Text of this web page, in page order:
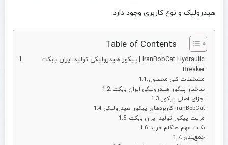
هیدرولیک و نوع کاربری وجود دارد.
Table of Contents
پیکور هیدرولیکی تولید ایران بابکت | IranBobCat Hydraulic
Breaker
مشخصات کلی محصول
ساختار پیکور هیدرولیکی ایران بابکت
اجزای اصلی پیکور
کاربردهای پیکور هیدرولیکی IranBobCat
مزیت پیکور تولید ایران بابکت
نکات مهم هنگام خرید
جمع‌بندی